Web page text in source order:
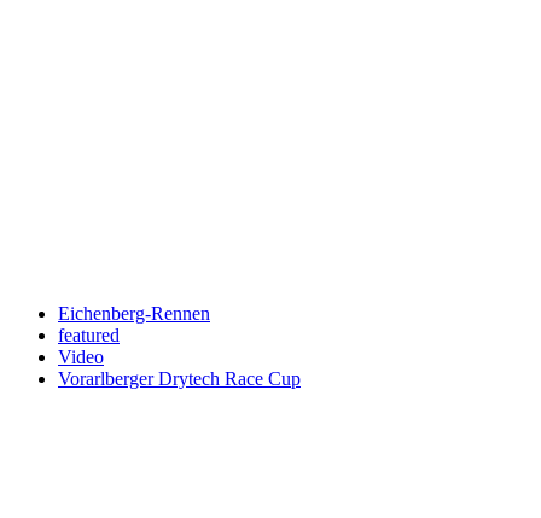
Eichenberg-Rennen
featured
Video
Vorarlberger Drytech Race Cup